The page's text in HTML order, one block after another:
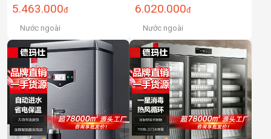
minh nồi cơm điện hấp nồi
áp suất Đông Nam Á
5.463.000đ
Nước ngoài
khoai lang, lò nướng điện
tiết kiệm năng lượng và tiết
kiệm điện dùng để nướng
gà, đa năng.
6.020.000đ
Nước ngoài